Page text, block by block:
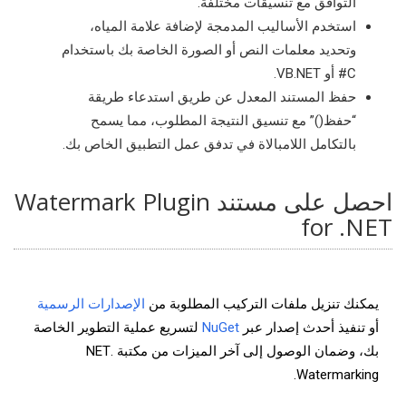
استخدم الأساليب المدمجة لإضافة علامة المياه،
وتحديد معلمات النص أو الصورة الخاصة بك باستخدام
C# أو VB.NET.
حفظ المستند المعدل عن طريق استدعاء طريقة
“حفظ()” مع تنسيق النتيجة المطلوب، مما يسمح
بالتكامل اللامبالاة في تدفق عمل التطبيق الخاص بك.
احصل على مستند Watermark Plugin
for .NET
يمكنك تنزيل ملفات التركيب المطلوبة من الإصدارات الرسمية
أو تنفيذ أحدث إصدار عبر NuGet لتسريع عملية التطوير الخاصة
بك، وضمان الوصول إلى آخر الميزات من مكتبة .NET
Watermarking.